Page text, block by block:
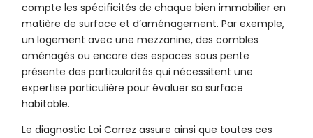
compte les spécificités de chaque bien immobilier en
matière de surface et d’aménagement. Par exemple,
un logement avec une mezzanine, des combles
aménagés ou encore des espaces sous pente
présente des particularités qui nécessitent une
expertise particulière pour évaluer sa surface
habitable.
Le diagnostic Loi Carrez assure ainsi que toutes ces